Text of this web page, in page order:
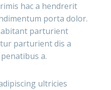
hac a hendrerit
porta dolor.
parturient
parturient dis a
a.
ultricies